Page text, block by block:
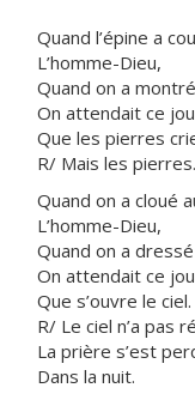
Quand l’épine a
L’homme-Dieu,
Quand on a
On attendait ce
Que les pierres
R/ Mais les
Quand on a cloué
L’homme-Dieu,
Quand on a
On attendait ce
Que s’ouvre le ciel.
R/ Le ciel n’a pas
La prière s’est
Dans la nuit.